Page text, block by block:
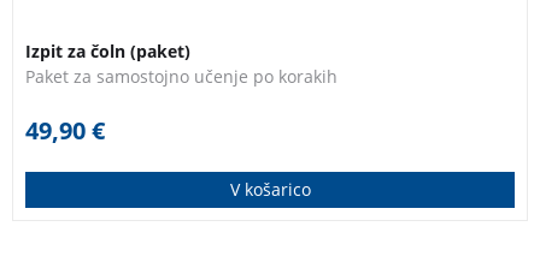
dopolniti ali osvežiti svoje navtično znanje.
Izpit za čoln (paket)
Paket za samostojno učenje po korakih
49,90€
V košarico